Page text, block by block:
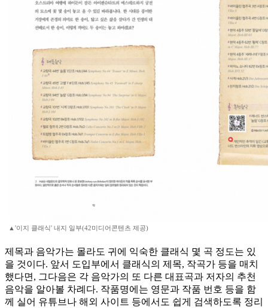
▲'이지 클래식' 내지 일부(42미디어콘텐츠 제공)
제목과 음악가는 몰라도 귀에 익숙한 클래식 몇 곡 정도는 있
을 것이다. 앞서 도입부에서 클래식의 제목, 작곡가 등을 매치
했다면, 그다음은 각 음악가의 또 다른 대표곡과 저자의 추천
음악을 알아볼 차례다. 작품명에는 영문과 작품 번호 등을 함
께 실어 유튜브나 해외 사이트 등에서도 쉽게 검색하도록 정리